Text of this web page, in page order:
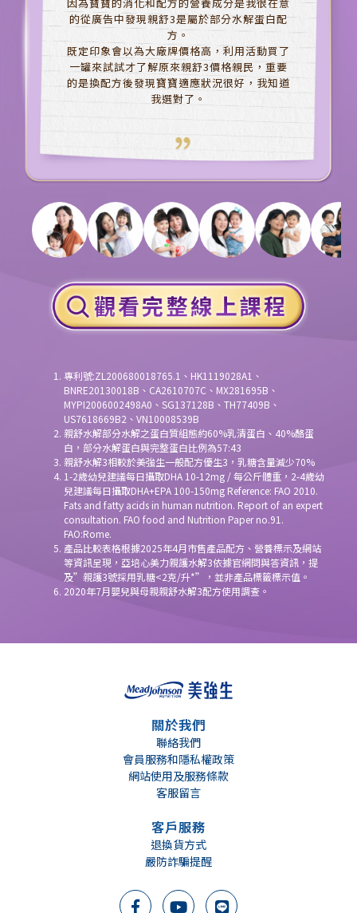
的從廣告中發現親舒3是屬於部分水解蛋白配
方。
既定印象會以為大廠牌價格高，利用活動買了
一罐來試試才了解原來親舒3價格親民，重要
的是換配方後發現寶寶適應狀況很好，我知道
我選對了。
專利號:ZL200680018765.1、HK1119028A1、
BNRE20130018B、CA2610707C、MX281695B、
MYPI2006002498A0、SG137128B、TH77409B、
US7618669B2、VN10008539B
親舒水解部分水解之蛋白質組態約60%乳清蛋白、40%酪蛋
白，部分水解蛋白與完整蛋白比例為57:43
親舒水解3相較於美強生一般配方優生3，乳糖含量減少70%
1-2歲幼兒建議每日攝取DHA 10-12mg / 每公斤體重，2-4歲幼
兒建議每日攝取DHA+EPA 100-150mg Reference: FAO 2010.
Fats and fatty acids in human nutrition. Report of an expert
consultation. FAO food and Nutrition Paper no.91.
FAO:Rome.
產品比較表格根據2025年4月市售產品配方、營養標示及網站
等資訊呈現，亞培心美力親護水解3依據官網問與答資訊，提
及”親護3號採用乳糖<2克/升*”，並非產品標籤標示值。
2020年7月嬰兒與母親親舒水解3配方使用調查。
關於我們
聯絡我們
會員服務和隱私權政策
網站使用及服務條款
客服留言
客戶服務
退換貨方式
嚴防詐騙提醒